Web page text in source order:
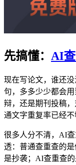
先搞懂： AI
现在写论文，谁还
句，多多少少都会
辩，还是期刊投稿
通文字重复率已经不
很多人分不清，AI
透：普通查重查的
是抄袭；AI查重查